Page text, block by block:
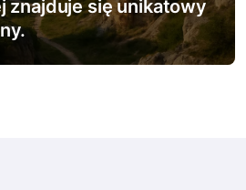
znajduje się najwięcej